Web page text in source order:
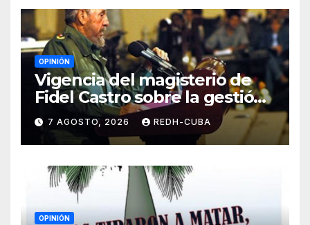
OPINIÓN
Vigencia del magisterio de
Fidel Castro sobre la gestión
del liderazgo revolucionario.
Por Jorge Luís Guach Estévez
7 AGOSTO, 2026 REDH-CUBA
OPINIÓN